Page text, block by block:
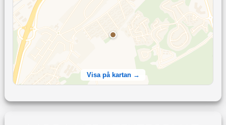
Visa på kartan →